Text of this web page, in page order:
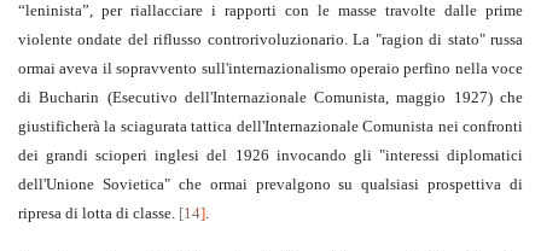
“leninista”, per riallacciare i rapporti con le masse travolte dalle prime
violente ondate del riflusso controrivoluzionario. La "ragion di stato" russa
ormai aveva il sopravvento sull'internazionalismo operaio perfino nella voce
di Bucharin (Esecutivo dell'Internazionale Comunista, maggio 1927) che
giustificherà la sciagurata tattica dell'Internazionale Comunista nei confronti
dei grandi scioperi inglesi del 1926 invocando gli "interessi diplomatici
dell'Unione Sovietica" che ormai prevalgono su qualsiasi prospettiva di
ripresa di lotta di classe. [14].